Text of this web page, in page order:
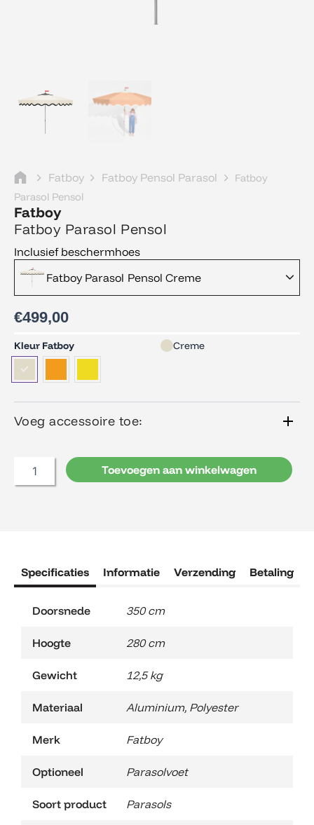
Fatboy Fatboy Pensol Parasol
Fatboy
Parasol Pensol
Fatboy
Fatboy Parasol Pensol
Inclusief beschermhoes
Fatboy Parasol Pensol Creme
€499,00
Kleur Fatboy Creme
Voeg accessoire toe:
Fatboy
Parasol
Pensol
Toevoegen aan winkelwagen
Specificaties Informatie Verzending Betaling
Doorsnede 350 cm
Hoogte 280 cm
Gewicht 12,5 kg
Materiaal Aluminium, Polyester
Merk Fatboy
Optioneel Parasolvoet
Soort product Parasols